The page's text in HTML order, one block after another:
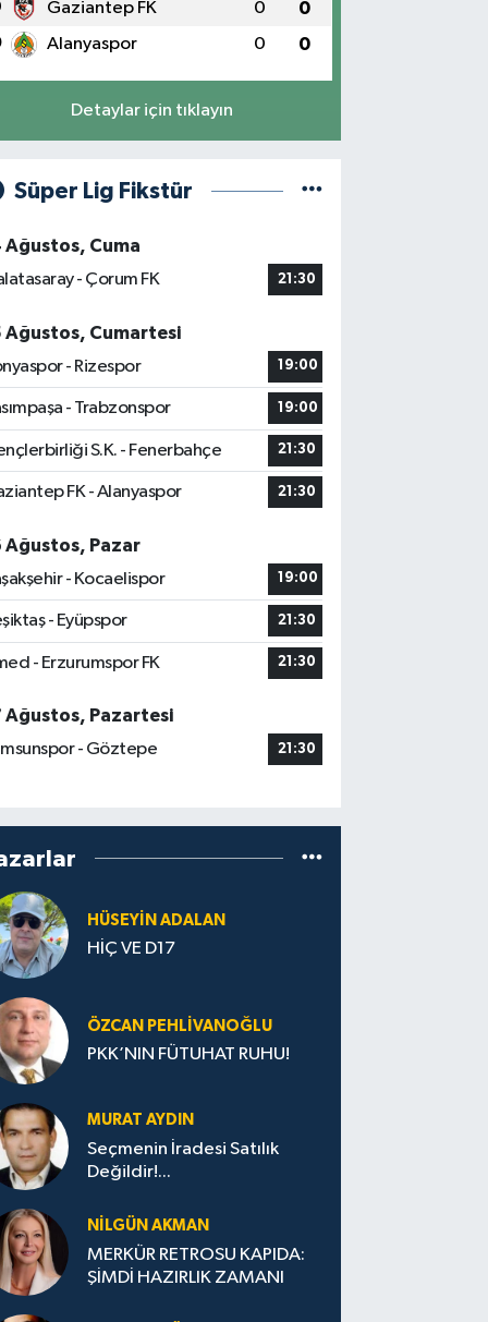
Gaziantep FK 0 0
Alanyaspor 0 0
Detaylar için tıklayın
Süper Lig Fikstür
Ağustos, Cuma
- Çorum FK
21:30
Ağustos, Cumartesi
- Rizespor
19:00
- Trabzonspor 19:00
S.K. - Fenerbahçe 21:30
FK - Alanyaspor 21:30
Ağustos, Pazar
- Kocaelispor
19:00
- Eyüpspor 21:30
- Erzurumspor FK 21:30
Ağustos, Pazartesi
- Göztepe
21:30
HÜSEYIN ADALAN
HİÇ VE D17
ÖZCAN PEHLIVANOĞLU
PKK’NIN FÜTUHAT RUHU!
MURAT AYDIN
Seçmenin İradesi Satılık
Değildir!...
NILGÜN AKMAN
MERKÜR RETROSU KAPIDA:
ŞİMDİ HAZIRLIK ZAMANI